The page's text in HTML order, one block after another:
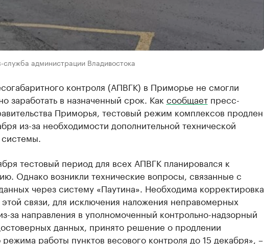
администрации Владивостока
контроля (АПВГК) в Приморье не смогли
заработать в назначенный срок. Как сообщаетпресс-
Приморья, тестовый режим комплексов продлен
из-за необходимости дополнительной технической
тестовый период для всех АПВГК планировался к
Однако возникли технические вопросы, связанные с
через систему «Паутина». Необходима корректировка
связи, для исключения наложения неправомерных
за направления в уполномоченный контрольно-надзорный
данных, принято решение о продлении
режима работы пунктов весового контроля до 15 декабря», –